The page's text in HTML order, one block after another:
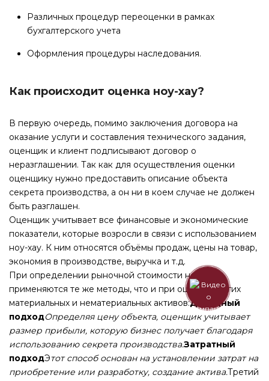
Различных процедур переоценки в рамках
бухгалтерского учета
Оформления процедуры наследования.
Как происходит оценка ноу-хау?
В первую очередь, помимо заключения договора на
оказание услуги и составления технического задания,
оценщик и клиент подписывают договор о
неразглашении. Так как для осуществления оценки
оценщику нужно предоставить описание объекта
секрета производства, а он ни в коем случае не должен
быть разглашен.
Оценщик учитывает все финансовые и экономические
показатели, которые возросли в связи с использованием
ноу-хау. К ним относятся объёмы продаж, цены на товар,
экономия в производстве, выручка и т.д.
При определении рыночной стоимости ноу-хау,
применяются те же методы, что и при оценке других
материальных и нематериальных активов:Доходный
подходОпределяя цену объекта, оценщик учитывает
размер прибыли, которую бизнес получает благодаря
использованию секрета производства.Затратный
подходЭтот способ основан на установлении затрат на
приобретение или разработку, создание актива.Третий